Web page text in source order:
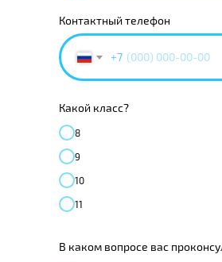
Контактный телефон
+7
Какой класс?
8
9
10
11
В каком вопросе вас